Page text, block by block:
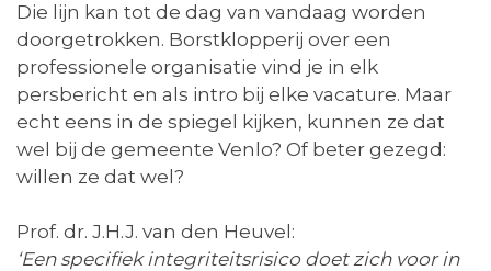
Die lijn kan tot de dag van vandaag worden
doorgetrokken. Borstklopperij over een
professionele organisatie vind je in elk
persbericht en als intro bij elke vacature. Maar
echt eens in de spiegel kijken, kunnen ze dat
wel bij de gemeente Venlo? Of beter gezegd:
willen ze dat wel?
Prof. dr. J.H.J. van den Heuvel:
‘Een specifiek integriteitsrisico doet zich voor in